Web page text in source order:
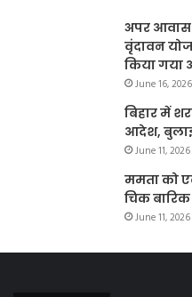
अपर
वृंदावन
किया गया
June 16, 2026
बिहार में
आदेश,
June 11, 2026
ममता को
चिक
June 11, 2026